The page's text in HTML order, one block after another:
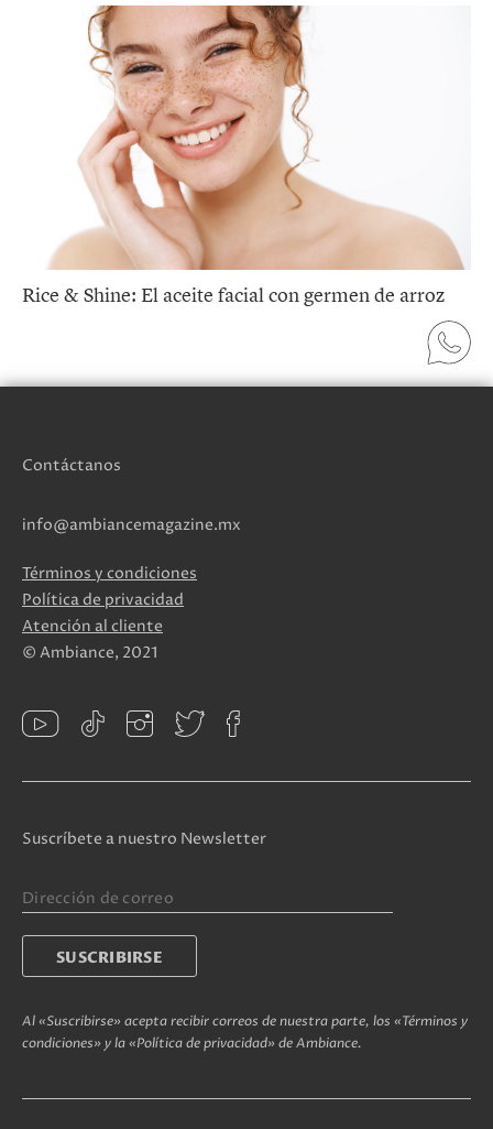
Rice & Shine: El aceite facial con germen de arroz
Contáctanos
info@ambiancemagazine.mx
Términos y condiciones
Política de privacidad
Atención al cliente
© Ambiance, 2021
Suscríbete a nuestro Newsletter
Al «Suscribirse» acepta recibir correos de nuestra parte, los «Términos y
condiciones» y la «Política de privacidad» de Ambiance.